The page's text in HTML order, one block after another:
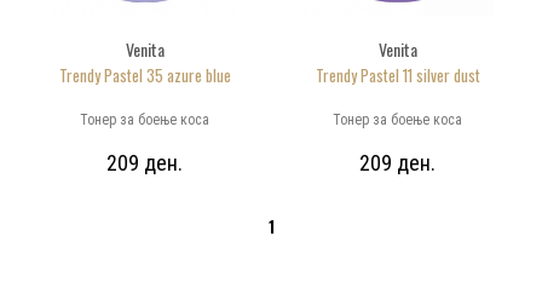
Venita
Trendy Pastel 35 azure blue
Тонер за боење коса
209 ден.
Venita
Trendy Pastel 11 silver dust
Тонер за боење коса
209 ден.
1